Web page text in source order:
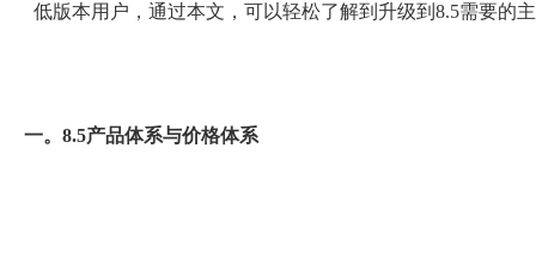
低版本用户，通过本文，可以轻松了解到升级到8.5需要的
一。8.5产品体系与价格体系